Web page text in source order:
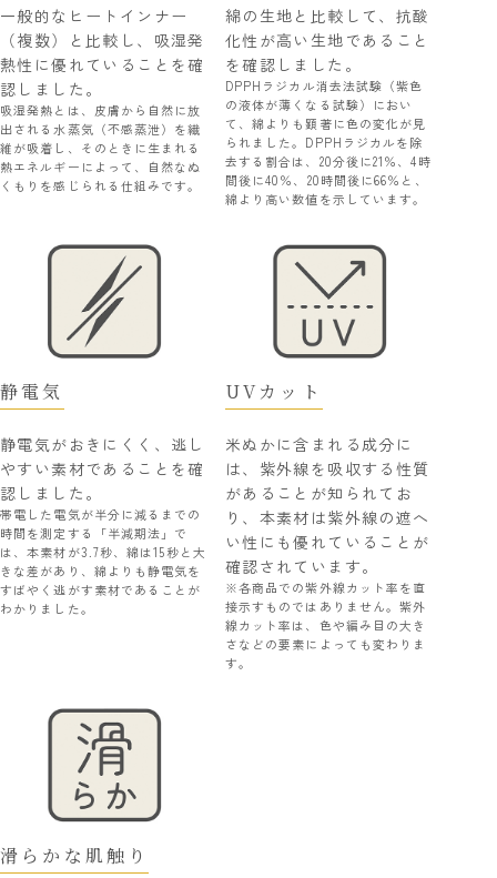
一般的なヒートインナー
（複数）と比較し、吸湿発
熱性に優れていることを確
認しました。
吸湿発熱とは、皮膚から自然に放
出される水蒸気（不感蒸泄）を繊
維が吸着し、そのときに生まれる
熱エネルギーによって、自然なぬ
くもりを感じられる仕組みです。
綿の生地と比較して、抗酸
化性が高い生地であること
を確認しました。
DPPHラジカル消去法試験（紫色
の液体が薄くなる試験）におい
て、綿よりも顕著に色の変化が見
られました。DPPHラジカルを除
去する割合は、20分後に21％、4時
間後に40％、20時間後に66％と、
綿より高い数値を示しています。
静電気
静電気がおきにくく、逃し
やすい素材であることを確
認しました。
帯電した電気が半分に減るまでの
時間を測定する「半減期法」で
は、本素材が3.7秒、綿は15秒と大
きな差があり、綿よりも静電気を
すばやく逃がす素材であることが
わかりました。
UVカット
米ぬかに含まれる成分に
は、紫外線を吸収する性質
があることが知られてお
り、本素材は紫外線の遮へ
い性にも優れていることが
確認されています。
※各商品での紫外線カット率を直
接示すものではありません。紫外
線カット率は、色や編み目の大き
さなどの要素によっても変わりま
す。
滑らかな肌触り